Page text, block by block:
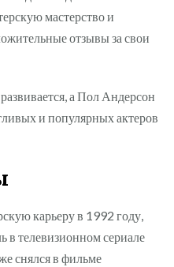
мастерство и
отзывы за свои
а Пол Андерсон
и популярных актеров
карьеру в 1992 году,
в телевизионном сериале
снялся в фильме